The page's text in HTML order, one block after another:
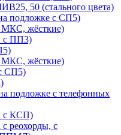
50 (стального цвета)
подложке с СП5)
жёсткие)
с ПП3)
жёсткие)
СП5)
с телефонных
с КСП)
реохорды, с